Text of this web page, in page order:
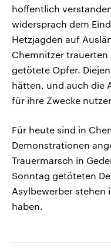
hoffentlich
widersprach dem
Hetzjagden auf
Chemnitzer
getötete Opfer.
hätten, und auch die
für ihre Zwecke
Für heute sind in
Demonstrationen
Trauermarsch in
Sonntag getöteten
Asylbewerber stehen
haben.